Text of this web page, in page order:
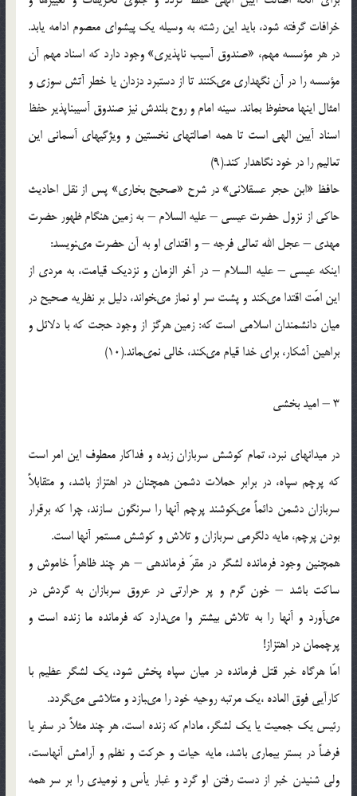
خرافات گرفته شود، بايد اين رشته به وسيله يك پيشواى معصوم ادامه يابد.
در هر مؤسسه مهم، «صندوق آسيب ناپذيرى» وجود دارد كه اسناد مهم آن
مؤسسه را در آن نگهدارى مى‏كنند تا از دستبرد دزدان يا خطر آتش سوزى و
امثال اينها محفوظ بماند. سينه امام و روح بلندش نيز صندوق آسيب‏ناپذير حفظ
اسناد آيين الهى است تا همه اصالتهاى نخستين و ويژگيهاى آسمانى اين
تعاليم را در خود نگاهدار كند.(9)
حافظ «ابن حجر عسقلانى» در شرح «صحيح بخارى» پس از نقل احاديث
حاكى از نزول حضرت عيسى – عليه السلام – به زمين هنگام ظهور حضرت
مهدى – عجل الله تعالى فرجه – و اقتداى او به آن حضرت مى‏نويسد:
اينكه عيسى – عليه السلام – در آخر الزمان و نزديك قيامت، به مردی از
اين امّت اقتدا مى‏كند و پشت سر او نماز مى‏خواند، دليل بر نظريه صحيح در
ميان دانشمندان اسلامى است كه: زمين هرگز از وجود حجت كه با دلائل و
براهين آشكار، براى خدا قيام مى‏كند، خالى نمى‏ماند.(10)
3 – اميد بخشى
در ميدانهاى نبرد، تمام كوشش سربازان زبده و فداكار معطوف اين امر است
كه پرچم سپاه، در برابر حملات دشمن همچنان در اهتزاز باشد، و متقابلاً
سربازان دشمن دائماً مى‏كوشند پرچم آنها را سرنگون سازند، چرا كه برقرار
بودن پرچم، مايه دلگرمى سربازان و تلاش و كوشش مستمر آنها است.
همچنين وجود فرمانده لشگر در مقرّ فرماندهى – هر چند ظاهراً خاموش و
ساكت باشد – خون گرم و پر حرارتى در عروق سربازان به گردش در
مى‏آورد و آنها را به تلاش بيشتر وا مى‏دارد كه فرمانده ما زنده است و
پرچممان در اهتزاز!
امّا هرگاه خبر قتل فرمانده در ميان سپاه پخش شود، يك لشگر عظيم با
كارآيى فوق العاده ،يك مرتبه روحيه خود را مى‏بازد و متلاشى مى‏گردد.
رئيس يك جمعيت يا يك لشگر، مادام كه زنده است، هر چند مثلاً در سفر يا
فرضاً در بستر بيمارى باشد، مايه حيات و حركت و نظم و آرامش آنهاست،
ولى شنيدن خبر از دست رفتن او گرد و غبار يأس و نوميدى را بر سر همه